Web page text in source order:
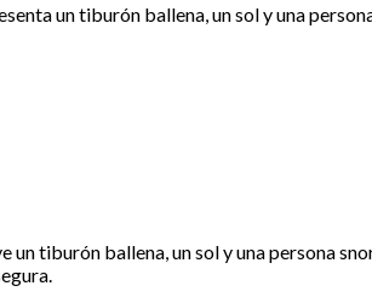
un tiburón ballena, un sol y una
tiburón ballena, un sol y una persona